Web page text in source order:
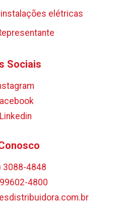
elétricas
Sociais
Linkedin
3088-4848
4800